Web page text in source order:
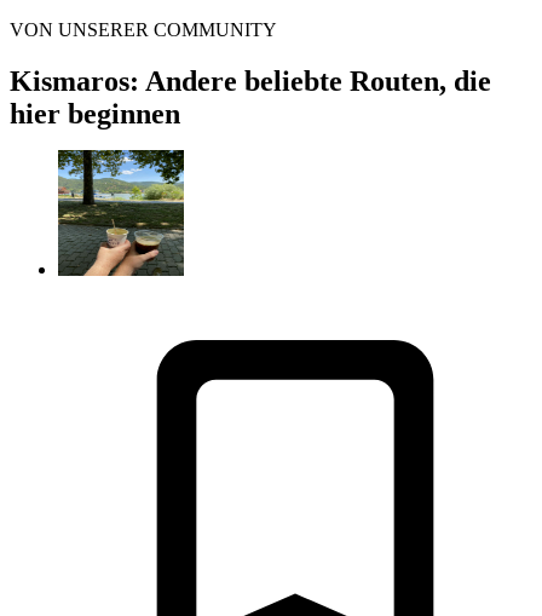
VON UNSERER COMMUNITY
Kismaros: Andere beliebte Routen, die
hier beginnen